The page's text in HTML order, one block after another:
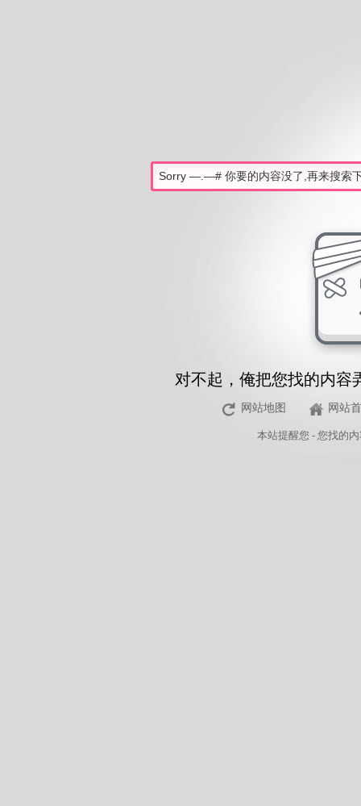
对不起，俺把您找的内容
网站地图 网站
本站提醒您 - 您找的